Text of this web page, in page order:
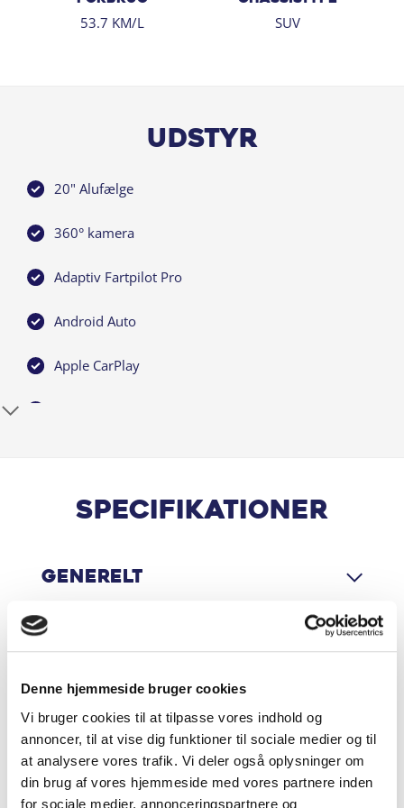
Denne hjemmeside bruger cookies
Vi bruger cookies til at tilpasse vores indhold og
annoncer, til at vise dig funktioner til sociale medier og til
at analysere vores trafik. Vi deler også oplysninger om
din brug af vores hjemmeside med vores partnere inden
for sociale medier, annonceringspartnere og
- Digital instrumentering
yderligere oplysninger på info@maibom.dk. Kom forbi
og oplev din næste bil – Peugeot e-3008 EL GT Pack
53.7 KM/L SUV
Udstyr
20" Alufælge
360° kamera
Adaptiv Fartpilot Pro
Android Auto
Apple CarPlay
Automatisk nødbremsesystem
Bluetooth
El-foldbare spejle m. varme
El-håndbremse
Specifikationer
Generelt
Motor & Ydelse
Økonomi